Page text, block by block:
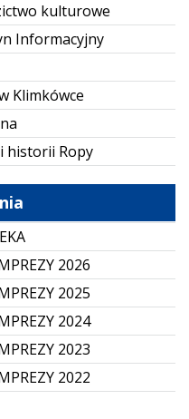
kulturowe
Informacyjny
Klimkówce
historii Ropy
2026
2025
2024
2023
2022